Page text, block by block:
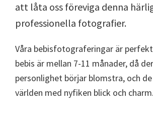
att låta oss föreviga denna
professionella fotografier.
Våra bebisfotograferingar är
bebis är mellan 7-11 månader, då
personlighet börjar blomstra, och
världen med nyfiken blick och charm.